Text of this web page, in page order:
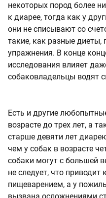
некоторых пород более
к диарее, тогда как у
они не списывают со
такие, как разные диеты,
упражнения. В конце
исследования влияет
собаковладельцы водят
Есть и другие
возрасте до трех лет, а
старше девяти лет
чем у собак в возрасте
собаки могут с большей
не следует, что
пищеварением, а у